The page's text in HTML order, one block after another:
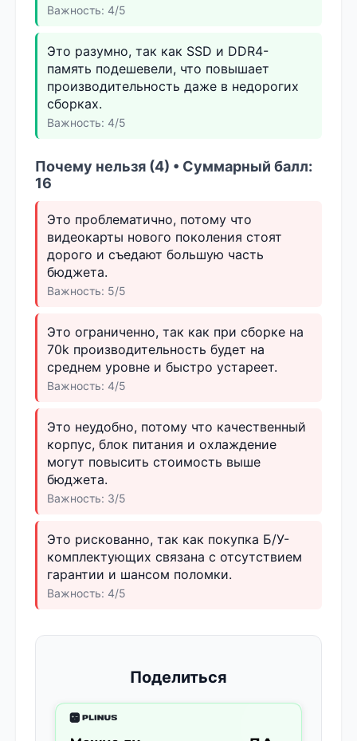
Важность: 4/5
Это разумно, так как SSD и DDR4-
память подешевели, что повышает
производительность даже в недорогих
сборках.
Важность: 4/5
Почему нельзя (4) • Суммарный балл:
16
Это проблематично, потому что
видеокарты нового поколения стоят
дорого и съедают большую часть
бюджета.
Важность: 5/5
Это ограниченно, так как при сборке на
70k производительность будет на
среднем уровне и быстро устареет.
Важность: 4/5
Это неудобно, потому что качественный
корпус, блок питания и охлаждение
могут повысить стоимость выше
бюджета.
Важность: 3/5
Это рискованно, так как покупка Б/У-
комплектующих связана с отсутствием
гарантии и шансом поломки.
Важность: 4/5
Поделиться